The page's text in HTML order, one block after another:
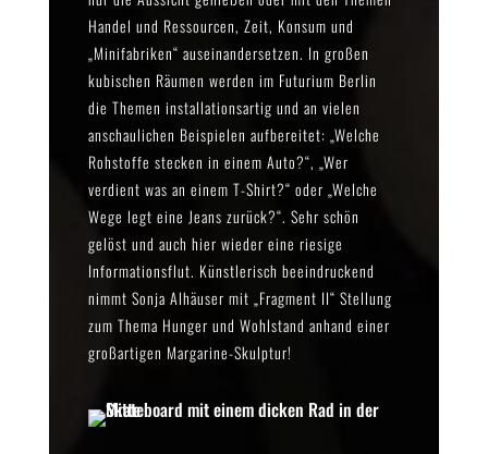
Handel und Ressourcen, Zeit, Konsum und
„Minifabriken“ auseinandersetzen. In großen
kubischen Räumen werden im Futurium Berlin
die Themen installationsartig und an vielen
anschaulichen Beispielen aufbereitet: „Welche
Rohstoffe stecken in einem Auto?“, „Wer
verdient was an einem T-Shirt?“ oder „Welche
Wege legt eine Jeans zurück?“. Sehr schön
gelöst und auch hier wieder eine riesige
Informationsflut. Künstlerisch beeindruckend
nimmt Sonja Alhäuser mit „Fragment II“ Stellung
zum Thema Hunger und Wohlstand anhand einer
großartigen Margarine-Skulptur!